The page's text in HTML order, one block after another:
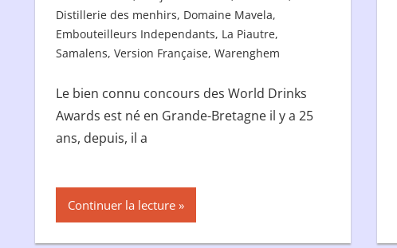
Distillerie des menhirs, Domaine Mavela,
Embouteilleurs Independants, La Piautre,
Samalens, Version Française, Warenghem
Le bien connu concours des World Drinks
Awards est né en Grande-Bretagne il y a 25
ans, depuis, il a
Continuer la lecture